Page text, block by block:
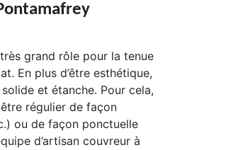
grand rôle pour la tenue
En plus d’être esthétique,
et étanche. Pour cela,
régulier de façon
ou de façon ponctuelle
d’artisan couvreur à